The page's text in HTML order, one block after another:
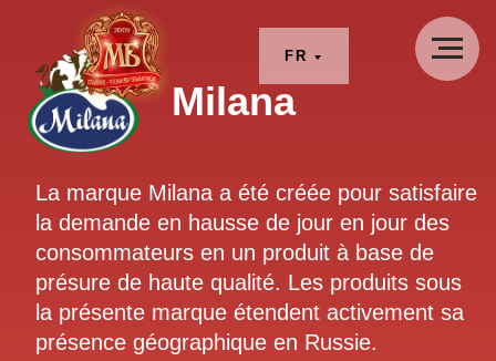
FR
Milana
La marque Milana a été créée pour satisfaire
consommateurs en un produit à base de
présure de haute qualité. Les produits sous
la présente marque étendent activement sa
présence géographique en Russie.
Ainsi, en plus des principaux types de
produits lancés, il est prévu d’apparaître
dans un avenir proche des articles exclusifs
qui ne seront présents que dans cette